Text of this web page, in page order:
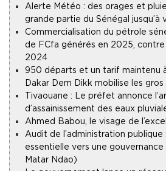
Alerte Météo : des orages et
grande partie du Sénégal jusqu’à
Commercialisation du pétrole
de FCfa générés en 2025, contre
2024
950 départs et un tarif maintenu
Dakar Dem Dikk mobilise les gros
Tivaouane : Le préfet annonce
d’assainissement des eaux
Ahmed Babou, le visage de
Audit de l’administration publique
essentielle vers une
Matar Ndao)